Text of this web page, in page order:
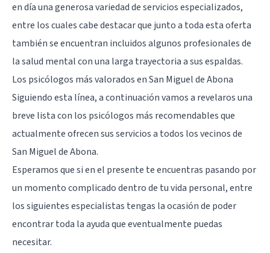
en día una generosa variedad de servicios especializados,
entre los cuales cabe destacar que junto a toda esta oferta
también se encuentran incluidos algunos profesionales de
la salud mental con una larga trayectoria a sus espaldas.
Los psicólogos más valorados en San Miguel de Abona
Siguiendo esta línea, a continuación vamos a revelaros una
breve lista con los psicólogos más recomendables que
actualmente ofrecen sus servicios a todos los vecinos de
San Miguel de Abona.
Esperamos que si en el presente te encuentras pasando por
un momento complicado dentro de tu vida personal, entre
los siguientes especialistas tengas la ocasión de poder
encontrar toda la ayuda que eventualmente puedas
necesitar.